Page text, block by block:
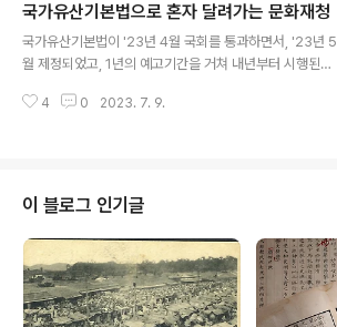
아야 3-4건, 적게는 1-2건 올리는 정도였는데, 모처럼 긴
연재를 할 기회가 생겼다. 처음 블로그 시작하면서 썼던 그
리스 여행기처럼, 지난 일주일동안[6.30~7.7] 오랜만에
디로 갈까 고민했는데, 코로나 이전부터 가고 싶었던 고대
국가유산기본법으로 혼자 달려가는 문화재청
국가유산기본법이 '23년 4월 국회를 통과하면서, '23년 5
월 제정되었고, 1년의 예고기간을 거쳐 내년부터 시행된다
을 변경하는 수순을 밟고 있으며, 시행령 제정 및 관련법 추
명칭개선이다. 국가유산기본법의 주요 내용은 과거 유물의
재화적 성격이 강한 문화‘재(財)’ 용어를 버리고, 과거·현재
·미래를 아우르는 유산(遺産)으로서의 정책 패러다임 변화
를 꾀한다는 것이다. 둘째, 분류체계 재정립이다. 국제기준
과 부합하게 분류체계를 문화유산, 자연유산, 무형유산으
로 분류하고, 통칭 '국가유산'..
4 0 2023. 7. 9.
이 블로그 인기글